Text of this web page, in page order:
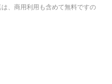
、商用利用も含めて無料ですの